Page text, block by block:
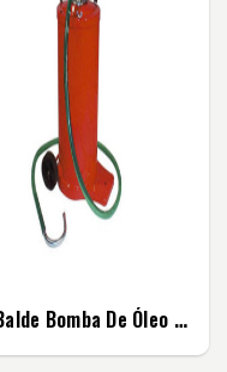
Balde Bomba De Óleo Manual